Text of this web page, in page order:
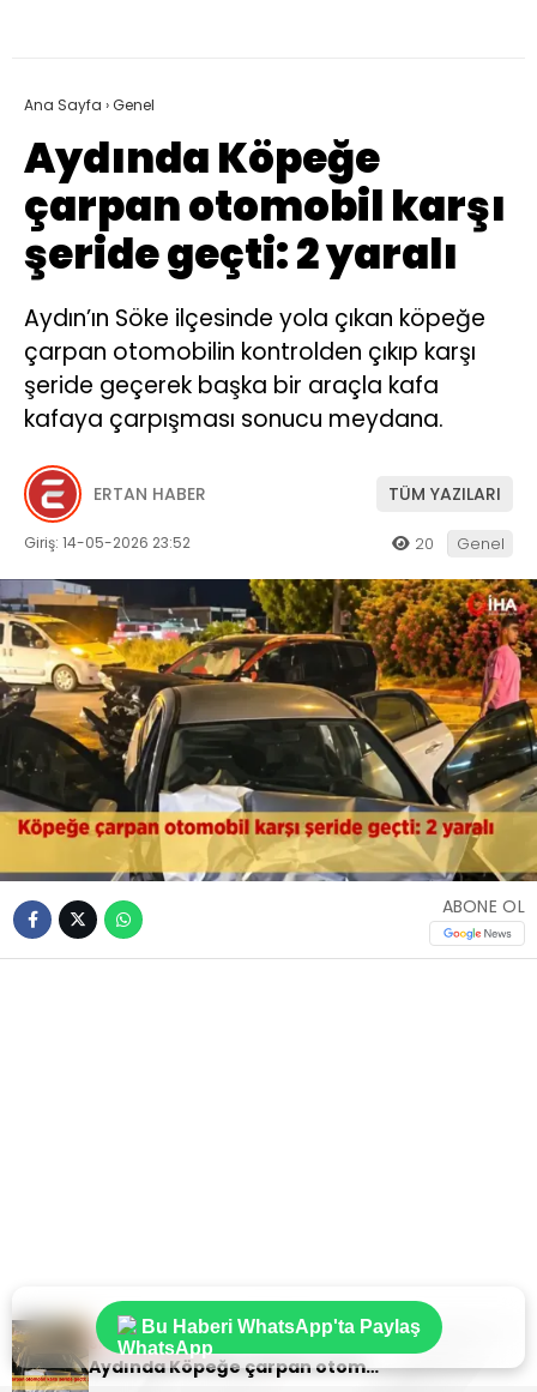
Sıradaki Haber
Aydında Köpeğe çarpan otomobil karşı şeride geçti: 2 yaralı
Ana Sayfa ›Genel
Aydında Köpeğe
çarpan otomobil karşı
şeride geçti: 2 yaralı
Aydın’ın Söke ilçesinde yola çıkan köpeğe
çarpan otomobilin kontrolden çıkıp karşı
şeride geçerek başka bir araçla kafa
kafaya çarpışması sonucu meydana.
ERTAN HABER TÜM YAZILARI
Giriş: 14-05-2026 23:52 20 Genel
ABONE OL
Bu Haberi WhatsApp'ta Paylaş